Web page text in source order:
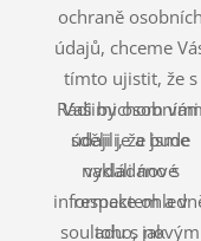
ochraně osobních
údajů, chceme
tímto ujistit, že s
Vašimi osobními
údaji je a bude
nakládáno s
respektem a v
souladu s novým
Rádi bychom vám
sdělili, že jsme
vydali nové
informace
toho, jak